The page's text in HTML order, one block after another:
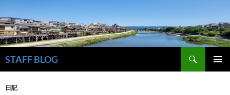
STAFF BLOG
索
テ
日記